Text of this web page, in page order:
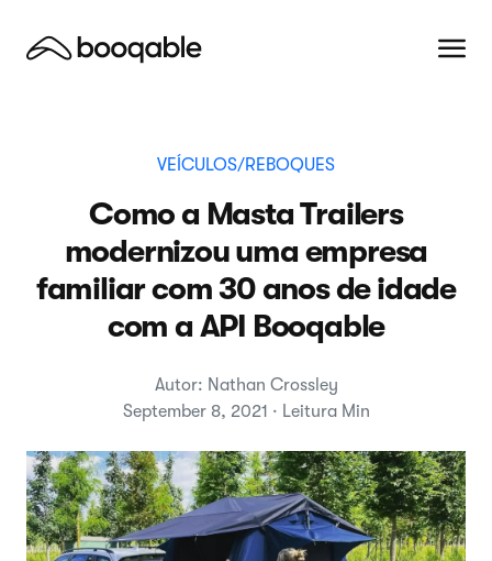
VEÍCULOS/REBOQUES
Como a Masta Trailers
modernizou uma empresa
familiar com 30 anos de idade
com a API Booqable
Autor: Nathan Crossley
September 8, 2021 · Leitura Min